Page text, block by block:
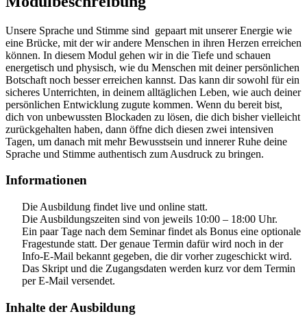
Unsere Sprache und Stimme sind gepaart mit unserer Energie wie
eine Brücke, mit der wir andere Menschen in ihren Herzen erreichen
können. In diesem Modul gehen wir in die Tiefe und schauen
energetisch und physisch, wie du Menschen mit deiner persönlichen
Botschaft noch besser erreichen kannst. Das kann dir sowohl für ein
sicheres Unterrichten, in deinem alltäglichen Leben, wie auch deiner
persönlichen Entwicklung zugute kommen. Wenn du bereit bist,
dich von unbewussten Blockaden zu lösen, die dich bisher vielleicht
zurückgehalten haben, dann öffne dich diesen zwei intensiven
Tagen, um danach mit mehr Bewusstsein und innerer Ruhe deine
Sprache und Stimme authentisch zum Ausdruck zu bringen.
Informationen
Die Ausbildung findet live und online statt.
Die Ausbildungszeiten sind von jeweils 10:00 – 18:00 Uhr.
Ein paar Tage nach dem Seminar findet als Bonus eine optionale
Fragestunde statt. Der genaue Termin dafür wird noch in der
Info-E-Mail bekannt gegeben, die dir vorher zugeschickt wird.
Das Skript und die Zugangsdaten werden kurz vor dem Termin
per E-Mail versendet.
Inhalte der Ausbildung